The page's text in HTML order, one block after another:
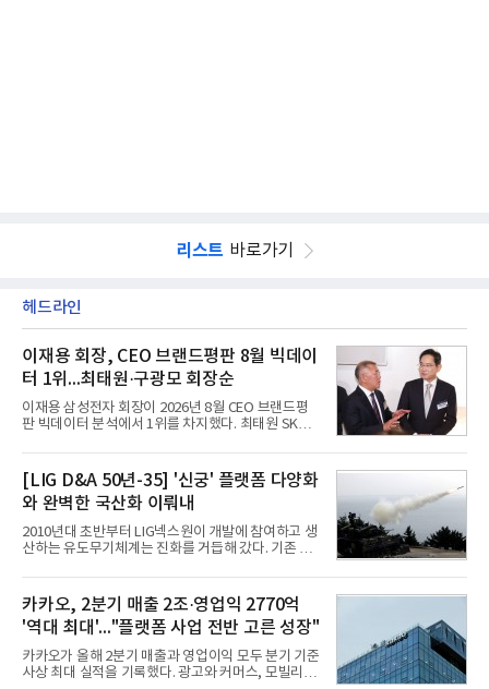
리스트 바로가기
헤드라인
이재용 회장, CEO 브랜드평판 8월 빅데이
터 1위...최태원·구광모 회장순
이재용 삼성전자 회장이 2026년 8월 CEO 브랜드평
판 빅데이터 분석에서 1위를 차지했다. 최태원 SK그
국기업평판연구소(소장 구창환)는 빅데이터뉴스와
함께 60명의 CEO 브랜드를 대상으로 2026년 7월 6
일부터 8월 6일까지 수집된 소비자 빅데이터
7,395,735건을 분석한 결과, 삼성 이재용 회장이 브
랜드평판지수 1,984,715를 기록하며 8월 1위에 올랐
다고 밝혔다. 분석에 활용된 빅데이터는 지난 7월
(14,233,797건) 대비 48.04% 감소한 수치다.8월
김승연, 이재현, 강호동, 김범수, 양종
[LIG D&A 50년-35] '신궁' 플랫폼 다양화
와 완벽한 국산화 이뤄내
2010년대 초반부터 LIG넥스원이 개발에 참여하고 생
산하는 유도무기체계는 진화를 거듭해 갔다. 기존 무
용도가 떨어지는 재래식 무기를 새롭게 활용하는 방
안이 강구됐다. 또 핵심 구성품 국산화를 통해 수출상
의 제약을 해소하고자 노력했다. 이러한 LIG넥스원의
신기술 개발 성과가 집약된 무기체계가 바로 휴대용
지대공 유도무기 ‘신궁’이다.신궁은 이미 2009년 수
출을 위한 개량형 멀티런처 개발을 완료함으로써 기
능 다양화와 계열화 가능성을 선보인 바 있었다. 이번
카카오, 2분기 매출 2조·영업익 2770억
'역대 최대'..."플랫폼 사업 전반 고른 성장"
카카오가 올해 2분기 매출과 영업이익 모두 분기 기준
사상 최대 실적을 기록했다. 광고와 커머스, 모빌리